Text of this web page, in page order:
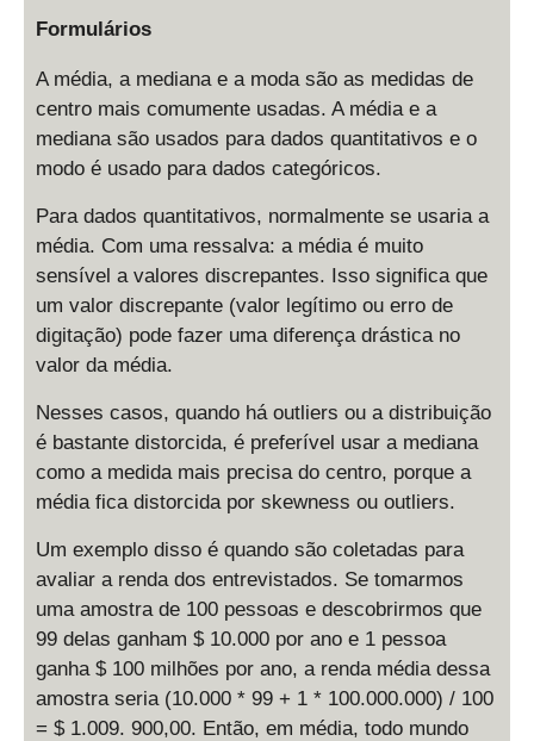
Formulários
A média, a mediana e a moda são as medidas de
centro mais comumente usadas. A média e a
mediana são usados ​​para dados quantitativos e o
modo é usado para dados categóricos.
Para dados quantitativos, normalmente se usaria a
média. Com uma ressalva: a média é muito
sensível a valores discrepantes. Isso significa que
um valor discrepante (valor legítimo ou erro de
digitação) pode fazer uma diferença drástica no
valor da média.
Nesses casos, quando há outliers ou a distribuição
é bastante distorcida, é preferível usar a mediana
como a medida mais precisa do centro, porque a
média fica distorcida por skewness ou outliers.
Um exemplo disso é quando são coletadas para
avaliar a renda dos entrevistados. Se tomarmos
uma amostra de 100 pessoas e descobrirmos que
99 delas ganham $ 10.000 por ano e 1 pessoa
ganha $ 100 milhões por ano, a renda média dessa
amostra seria (10.000 * 99 + 1 * 100.000.000) / 100
= $ 1.009. 900,00. Então, em média, todo mundo